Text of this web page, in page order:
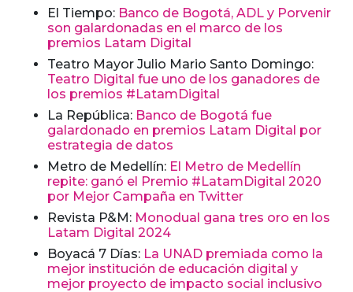
El Tiempo: Banco de Bogotá, ADL y Porvenir
son galardonadas en el marco de los
premios Latam Digital
Teatro Mayor Julio Mario Santo Domingo:
Teatro Digital fue uno de los ganadores de
los premios #LatamDigital
La República: Banco de Bogotá fue
galardonado en premios Latam Digital por
estrategia de datos
Metro de Medellín: El Metro de Medellín
repite: ganó el Premio #LatamDigital 2020
por Mejor Campaña en Twitter
Revista P&M: Monodual gana tres oro en los
Latam Digital 2024
Boyacá 7 Días: La UNAD premiada como la
mejor institución de educación digital y
mejor proyecto de impacto social inclusivo